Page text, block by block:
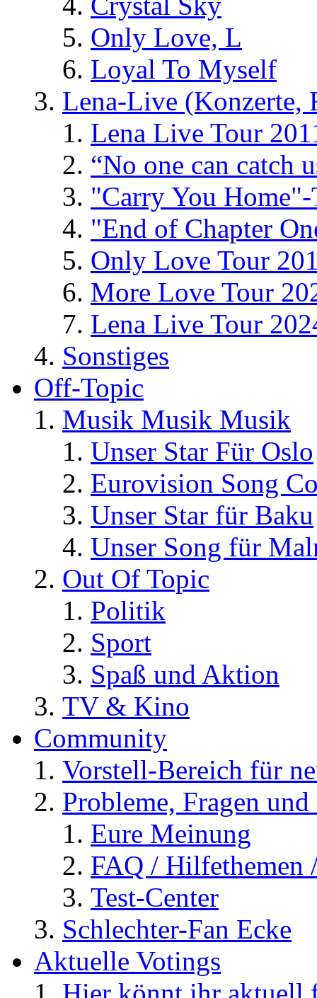
Only Love, L
Loyal To Myself
Lena-Live (Konzerte,
Lena Live Tour
“No one can catch
"Carry You
"End of Chapter
Only Love Tour
More Love Tour
Lena Live Tour
Sonstiges
Off-Topic
Musik Musik Musik
Unser Star Für Oslo
Eurovision Song
Unser Star für Baku
Unser Song für
Out Of Topic
Politik
Sport
Spaß und Aktion
TV & Kino
Community
Vorstell-Bereich für
Probleme, Fragen
Eure Meinung
FAQ / Hilfethemen
Test-Center
Schlechter-Fan Ecke
Aktuelle Votings